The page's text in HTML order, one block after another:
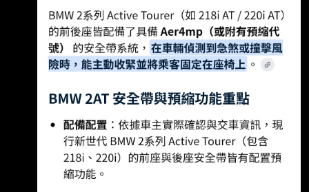
有吧？至於也是入門的1系列就要請車主 出來分
享了。 ----- Sent from JPTT on my Samsung
SM-M536B. --